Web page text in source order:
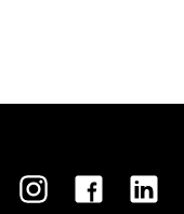
InstagramFacebook